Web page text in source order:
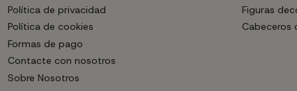
Política de privacidad
Política de cookies
Formas de pago
Contacte con nosotros
Sobre Nosotros
Figuras
Cabeceros